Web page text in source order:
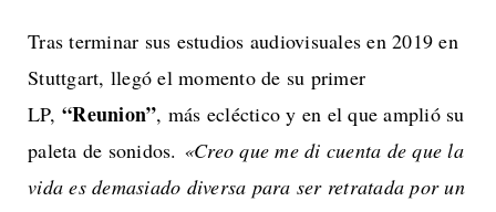
Tras terminar sus estudios audiovisuales en 2019 en
Stuttgart, llegó el momento de su primer
LP, “Reunion”, más ecléctico y en el que amplió su
paleta de sonidos. «Creo que me di cuenta de que la
vida es demasiado diversa para ser retratada por un